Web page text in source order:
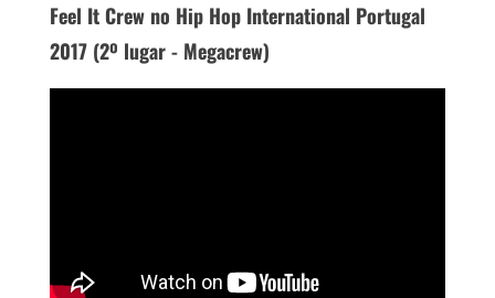
Feel It Crew no Hip Hop International Portugal
2017 (2º lugar - Megacrew)